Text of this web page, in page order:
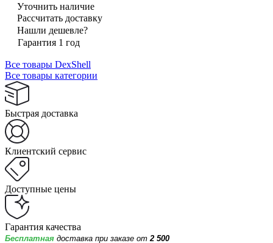
Уточнить наличие
Рассчитать доставку
Нашли дешевле?
Гарантия 1 год
Все товары DexShell
Все товары категории
Быстрая доставка
Клиентский сервис
Доступные цены
Гарантия качества
Бесплатная доставка при заказе от 2 500